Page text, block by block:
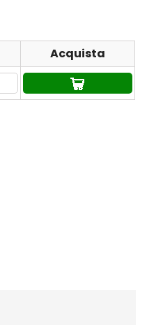
Acquista